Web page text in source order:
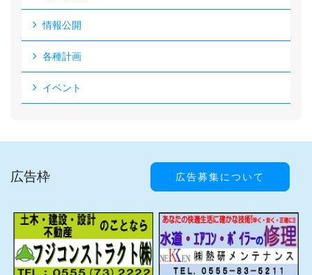
情報公開
各種計画
イベント
広告枠 広告募集について